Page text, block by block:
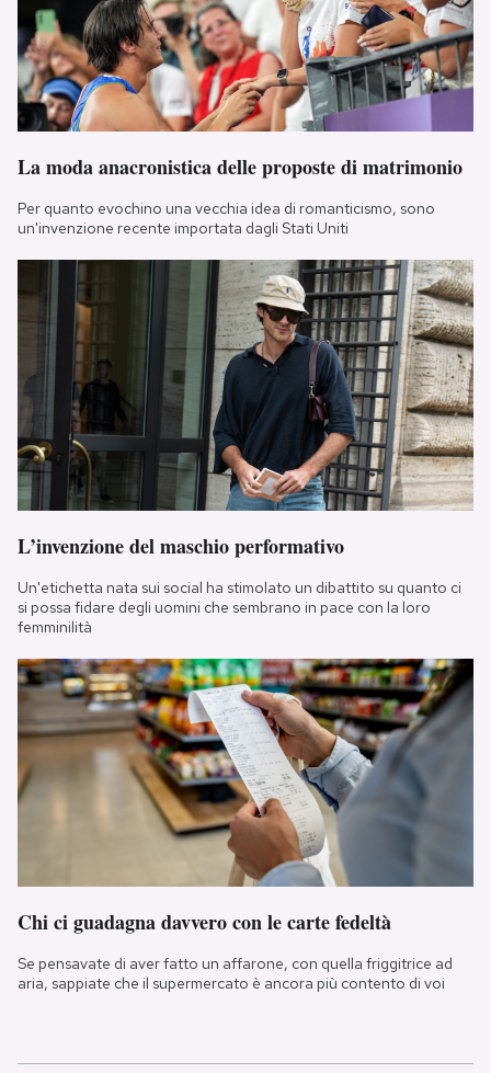
La moda anacronistica delle proposte di matrimonio
Per quanto evochino una vecchia idea di romanticismo, sono
un'invenzione recente importata dagli Stati Uniti
L’invenzione del maschio performativo
Un'etichetta nata sui social ha stimolato un dibattito su quanto ci
si possa fidare degli uomini che sembrano in pace con la loro
femminilità
Chi ci guadagna davvero con le carte fedeltà
Se pensavate di aver fatto un affarone, con quella friggitrice ad
aria, sappiate che il supermercato è ancora più contento di voi